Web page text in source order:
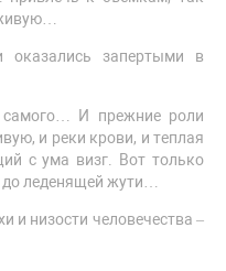
оказались запертыми в
И прежние роли
и реки крови, и теплая
с ума визг. Вот только
леденящей жути…
и низости человечества –